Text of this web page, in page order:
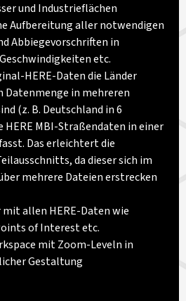
und Industrieflächen
Aufbereitung aller notwendigen
Abbiegevorschriften in
etc.
HERE-Daten die Länder
Datenmenge in mehreren
(z. B. Deutschland in 6
HERE MBI-Straßendaten in einer
Das erleichtert die
da dieser sich im
mehrere Dateien erstrecken
allen HERE-Daten wie
of Interest etc.
mit Zoom-Leveln in
Gestaltung